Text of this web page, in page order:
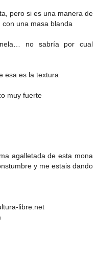
pero si es una manera de
una masa blanda
no sabría por cual
esa es la textura
muy fuerte
agalletada de esta mona
y me estais dando
libre.net